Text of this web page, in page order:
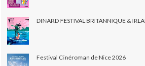
DINARD FESTIVAL BRITANNIQUE &
Festival Cinéroman de Nice 2026